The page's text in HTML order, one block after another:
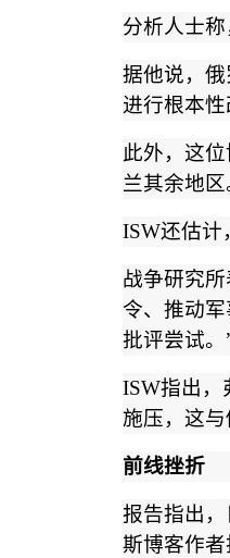
分析人士
据他说，
进行根本
此外，这
兰其余地区
ISW还估计
战争研究所
令、推动
批评尝试。
ISW指出，
施压，这与
前线挫折
报告指出
斯博客作者